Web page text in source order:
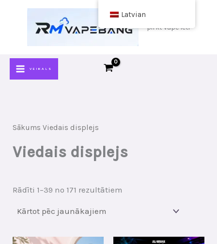
pirkt vape lēti
VEIKALS
Sākums Viedais displejs
Viedais displejs
Rādīti 1–39 no 171 rezultātiem
Latvian